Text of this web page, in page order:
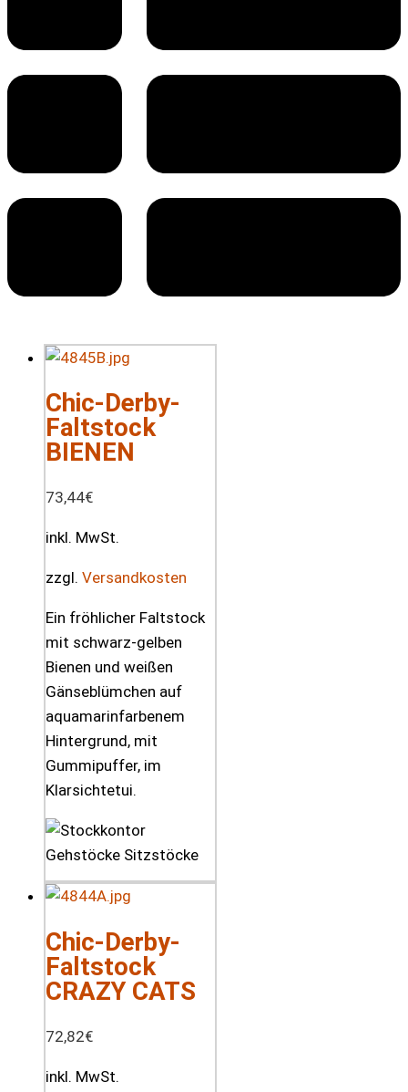
Chic-Derby-
Faltstock
BIENEN
73,44€
inkl. MwSt.
zzgl. Versandkosten
Ein fröhlicher Faltstock
mit schwarz-gelben
Bienen und weißen
Gänseblümchen auf
aquamarinfarbenem
Hintergrund, mit
Gummipuffer, im
Klarsichtetui.
Chic-Derby-
Faltstock
CRAZY CATS
72,82€
inkl. MwSt.